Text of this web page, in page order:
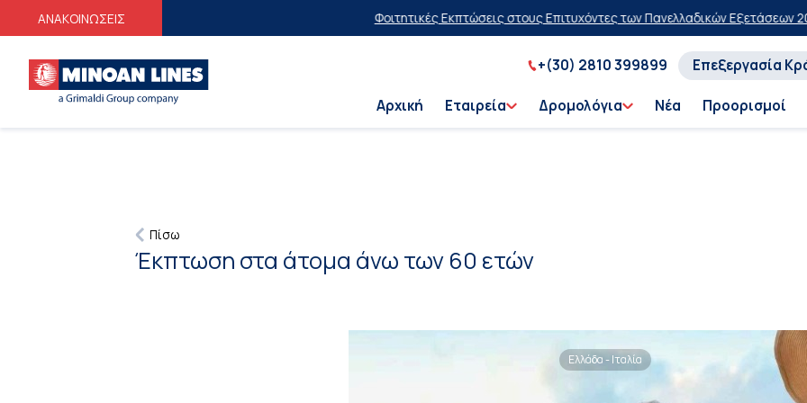
ΑΝΑΚΟΙΝΩΣΕΙΣ Φοιτητικές Εκπτώσεις στους Επιτυχόντες των Πανελλαδικών Εξετάσεων 202620%
+(30) 2810 399899 Επεξεργασία
Αρχική Εταιρεία Δρομολόγια Νέα Προορισμοί
Πίσω
Έκπτωση στα άτομα άνω των 60 ετών
Ελλάδα - Ιταλία